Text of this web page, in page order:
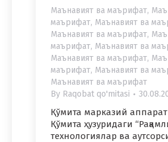
Маънавият ва маърифат,
маърифат, Маънавият ва
Маънавият ва маърифат,
маърифат, Маънавият ва
Маънавият ва маърифат,
маърифат, Маънавият ва
Маънавият ва маърифат
By Raqobat qo'mitasi
Қўмита марказий
Қўмита ҳузуридаги
технологиялар ва